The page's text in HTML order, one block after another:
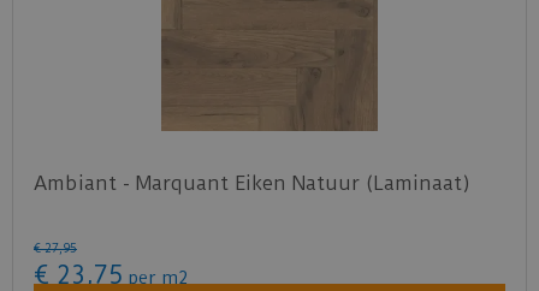
Ambiant - Marquant Eiken Natuur (Laminaat)
€ 27,95
€ 23 ,75 per m2